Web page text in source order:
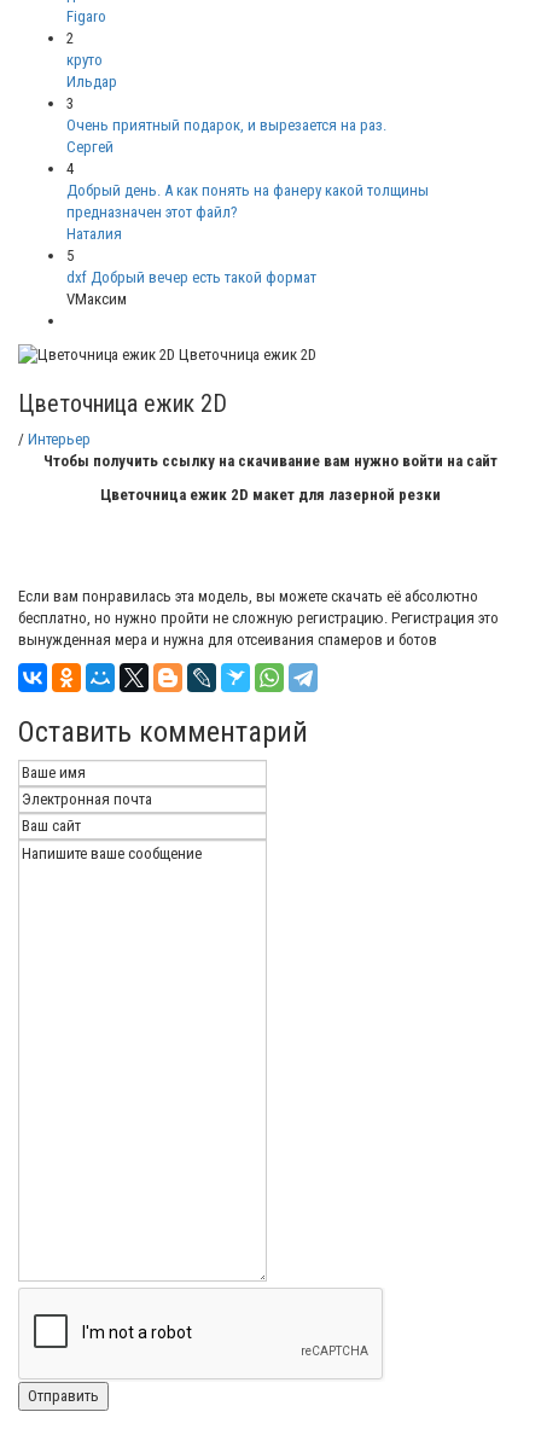
Figaro
2
круто
Ильдар
3
Очень приятный подарок, и вырезается на раз.
Сергей
4
Добрый день. А как понять на фанеру какой толщины
предназначен этот файл?
Наталия
5
dxf Добрый вечер есть такой формат
VМаксим
Цветочница ежик 2D
Цветочница ежик 2D
/ Интерьер
Чтобы получить ссылку на скачивание вам нужно войти на сайт
Цветочница ежик 2D макет для лазерной резки
Если вам понравилась эта модель, вы можете скачать её абсолютно
бесплатно, но нужно пройти не сложную регистрацию. Регистрация это
вынужденная мера и нужна для отсеивания спамеров и ботов
Оставить комментарий